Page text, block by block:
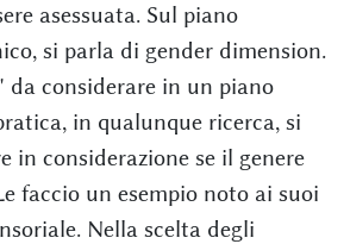
asessuata. Sul piano
si parla di gender dimension.
da considerare in un piano
in qualunque ricerca, si
in considerazione se il genere
faccio un esempio noto ai suoi
Nella scelta degli